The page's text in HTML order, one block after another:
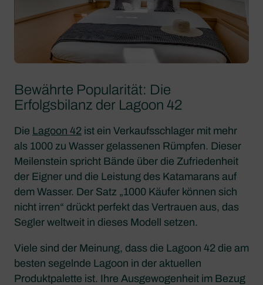
Bewährte Popularität: Die
Erfolgsbilanz der Lagoon 42
Die Lagoon 42 ist ein Verkaufsschlager mit mehr
als 1000 zu Wasser gelassenen Rümpfen. Dieser
Meilenstein spricht Bände über die Zufriedenheit
der Eigner und die Leistung des Katamarans auf
dem Wasser. Der Satz „1000 Käufer können sich
nicht irren“ drückt perfekt das Vertrauen aus, das
Segler weltweit in dieses Modell setzen.
Viele sind der Meinung, dass die Lagoon 42 die am
besten segelnde Lagoon in der aktuellen
Produktpalette ist. Ihre Ausgewogenheit im Bezug